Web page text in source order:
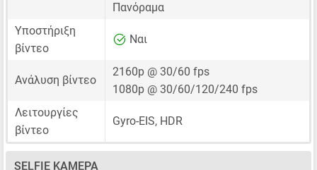
Πανόραμα
Υποστήριξη
βίντεο
Ναι
Ανάλυση βίντεο
2160p @ 30/60 fps
1080p @ 30/60/120/240 fps
Λειτουργίες
βίντεο
Gyro-EIS, HDR
SELFIE ΚΆΜΕΡΑ